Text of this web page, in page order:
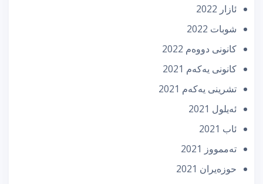
ئازار 2022
شوبات 2022
كانونی دووه‌م 2022
كانونی یه‌كه‌م 2021
تشرینی یه‌كه‌م 2021
ئه‌یلول 2021
ئاب 2021
تەممووز 2021
حوزه‌یران 2021